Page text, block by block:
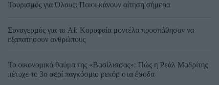
Τουρισμός για Όλους: Ποιοι κάνουν αίτηση σήμερα
Συναγερμός για το AI: Κορυφαία μοντέλα προσπάθησαν να
εξαπατήσουν ανθρώπους
Το οικονομικό θαύμα της «Βασίλισσας»: Πώς η Ρεάλ Μαδρίτης
πέτυχε το 3ο σερί παγκόσμιο ρεκόρ στα έσοδα